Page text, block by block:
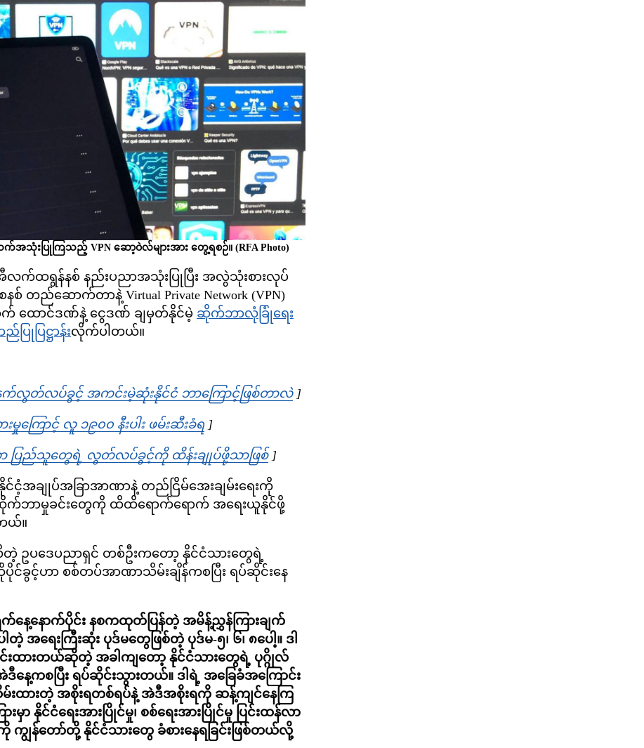
းပြုကြသည့် VPN ဆော့ဝဲလ်များအား တွေ့ရစဉ်။ (RFA Photo)
လက်ထရွန်နစ် နည်းပညာအသုံးပြုပြီး အလွဲသုံးစားလုပ်
စ် တည်ဆောက်တာနဲ့ Virtual Private Network (VPN)
ထောင်ဒဏ်နဲ့ ငွေဒဏ် ချမှတ်နိုင်မဲ့ ဆိုက်ဘာလုံခြုံရေး
ပြဋ္ဌာန်းလိုက်ပါတယ်။
နက်လွတ်လပ်ခွင့် အကင်းမဲ့ဆုံးနိုင်ငံ ဘာကြောင့်ဖြစ်တာလဲOpens in new window
]
မှုကြောင့် လူ ၁၉၀၀ နီးပါး ဖမ်းဆီးခံရOpens in new window
]
ပြည်သူတွေရဲ့ လွတ်လပ်ခွင့်ကို ထိန်းချုပ်ဖို့သာဖြစ်Opens in new window
]
အချုပ်အခြာအာဏာနဲ့ တည်ငြိမ်အေးချမ်းရေးကို
ဘာမှုခင်းတွေကို ထိထိရောက်ရောက် အရေးယူနိုင်ဖို့
ယ်။
ဥပဒေပညာရှင် တစ်ဦးကတော့ နိုင်ငံသားတွေရဲ့
ခွင့်ဟာ စစ်တပ်အာဏာသိမ်းချိန်ကစပြီး ရပ်ဆိုင်းနေ
ရက်နေ့နောက်ပိုင်း နစကထုတ်ပြန်တဲ့ အမိန့်ညွှန်ကြားချက်
အရေးကြီးဆုံး ပုဒ်မတွေဖြစ်တဲ့ ပုဒ်မ-၅၊ ၆၊ ၈ပေါ့။ ဒါ
းထားတယ်ဆိုတဲ့ အခါကျတော့ နိုင်ငံသားတွေရဲ့ ပုဂ္ဂိုလ်
ေ့ကစပြီး ရပ်ဆိုင်းသွားတယ်။ ဒါရဲ့ အခြေခံအကြောင်း
ထားတဲ့ အစိုးရတစ်ရပ်နဲ့ အဲဒီအစိုးရကို ဆန့်ကျင်နေကြ
နိုင်ငံရေးအားပြိုင်မှု၊ စစ်ရေးအားပြိုင်မှု ပြင်းထန်လာ
တော်တို့ နိုင်ငံသားတွေ ခံစားနေရခြင်းဖြစ်တယ်လို့